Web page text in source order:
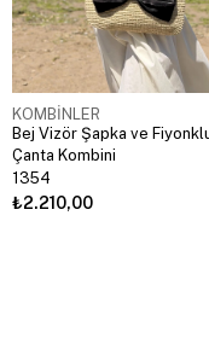
KOMBİNLER
Bej Vizör Şapka ve
Çanta Kombini
1354
₺2.210,00